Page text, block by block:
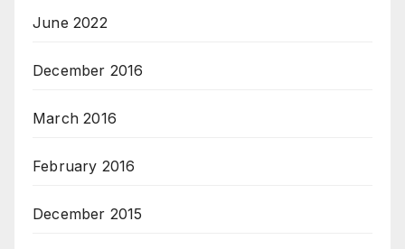
June 2022
December 2016
March 2016
February 2016
December 2015